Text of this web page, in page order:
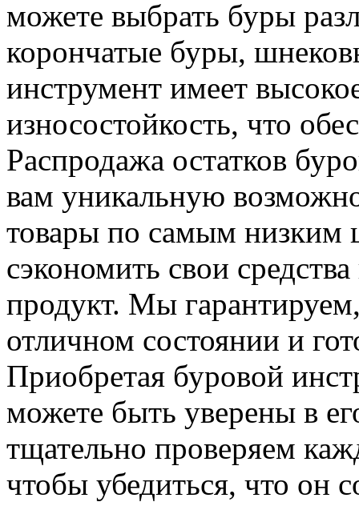
можете выбрать буры
корончатые буры,
инструмент имеет
износостойкость, что
Распродажа остатков
вам уникальную
товары по самым низким
сэкономить свои
продукт. Мы
отличном состоянии и
Приобретая буровой
можете быть уверены в
тщательно проверяем
чтобы убедиться, что он